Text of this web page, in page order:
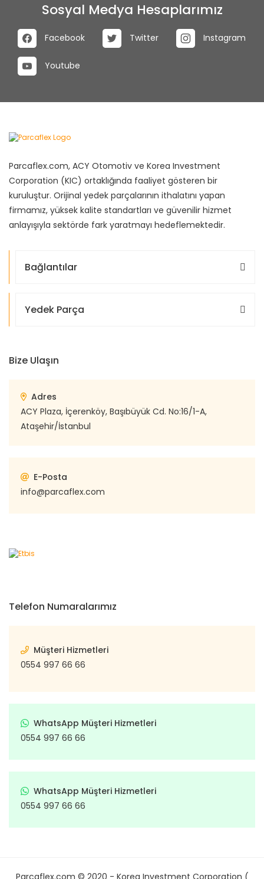
Sosyal Medya Hesaplarımız
Facebook Twitter Instagram
Youtube
Parcaflex.com, ACY Otomotiv ve Korea Investment
Corporation (KIC) ortaklığında faaliyet gösteren bir
kuruluştur. Orijinal yedek parçalarının ithalatını yapan
firmamız, yüksek kalite standartları ve güvenilir hizmet
anlayışıyla sektörde fark yaratmayı hedeflemektedir.
Bağlantılar
Yedek Parça
Bize Ulaşın
Adres
ACY Plaza, İçerenköy, Başıbüyük Cd. No:16/1-A,
Ataşehir/İstanbul
E-Posta
info@parcaflex.com
Telefon Numaralarımız
Müşteri Hizmetleri
0554 997 66 66
WhatsApp Müşteri Hizmetleri
0554 997 66 66
WhatsApp Müşteri Hizmetleri
0554 997 66 66
Parcaflex.com © 2020 - Korea Investment Corporation (